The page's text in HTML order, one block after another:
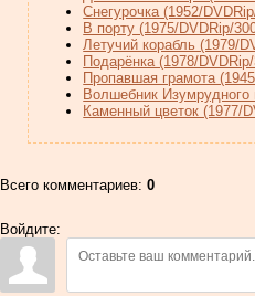
Снегурочка (1952/
В порту (1975/DVDRip/
Летучий корабль (1979/
Подарёнка (1978/
Пропавшая грамота
Волшебник Изумрудного
Каменный цветок (1977/
Всего комментариев: 0
Войдите: